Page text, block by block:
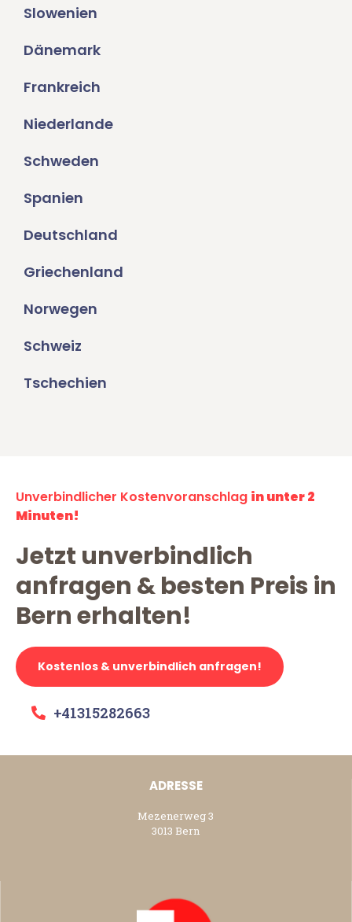
Slowenien
Dänemark
Frankreich
Niederlande
Schweden
Spanien
Deutschland
Griechenland
Norwegen
Schweiz
Tschechien
Unverbindlicher Kostenvoranschlag in unter 2
Minuten!
Jetzt unverbindlich
anfragen & besten Preis in
Bern erhalten!
Kostenlos & unverbindlich anfragen!
+41315282663
ADRESSE
Mezenerweg 3
3013 Bern